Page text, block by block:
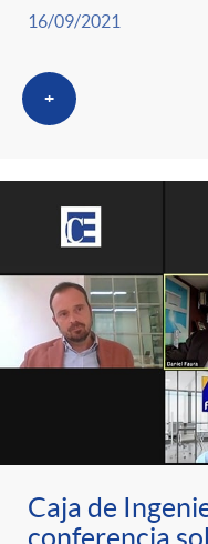
i
a
s
16/09/2021
+
Caja de
conferencia